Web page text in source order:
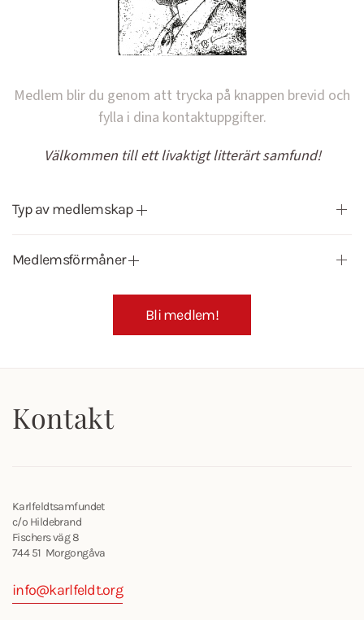
Medlem blir du genom att trycka på knappen brevid och
fylla i dina kontaktuppgifter.
Välkommen till ett livaktigt litterärt samfund!
Typ av medlemskap
Medlemsförmåner
Bli medlem!
Kontakt
Karlfeldtsamfundet
c/o Hildebrand
Fischers väg 8
744 51 Morgongåva
info@karlfeldt.org